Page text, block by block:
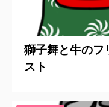
獅子舞と牛の
スト